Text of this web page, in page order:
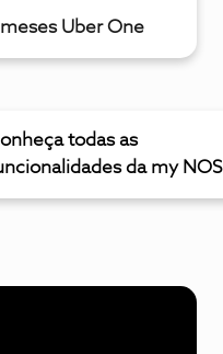
Uber One
todas as
da my NOS